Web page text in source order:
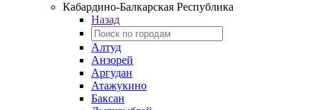
Кабардино‑Балкарская Республика
Назад
Алтуд
Анзорей
Аргудан
Атажукино
Баксан